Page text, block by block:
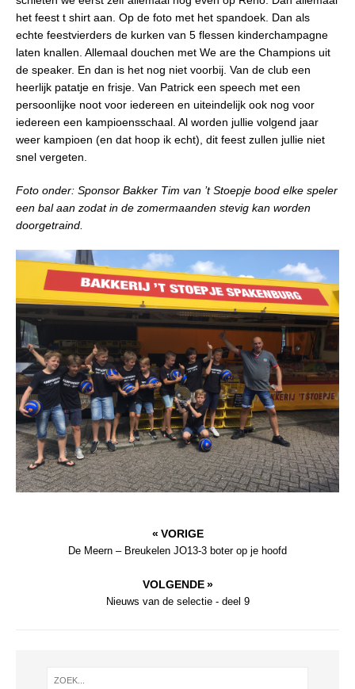
het feest t shirt aan. Op de foto met het spandoek. Dan als
echte feestvierders de kurken van 5 flessen kinderchampagne
laten knallen. Allemaal douchen met We are the Champions uit
de speaker. En dan is het nog niet voorbij. Van de club een
heerlijk patatje en frisje. Van Patrick een speech met een
persoonlijke noot voor iedereen en uiteindelijk ook nog voor
iedereen een kampioensschaal. Al worden jullie volgend jaar
weer kampioen (en dat hoop ik echt), dit feest zullen jullie niet
snel vergeten.
Foto onder: Sponsor Bakker Tim van ’t Stoepje bood elke speler
een bal aan zodat in de zomermaanden stevig kan worden
doorgetraind.
« VORIGE
De Meern – Breukelen JO13-3 boter op je hoofd
VOLGENDE »
Nieuws van de selectie - deel 9